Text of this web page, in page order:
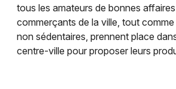
tous les amateurs de bonnes
commerçants de la ville, tout
non sédentaires, prennent place
centre-ville pour proposer leurs